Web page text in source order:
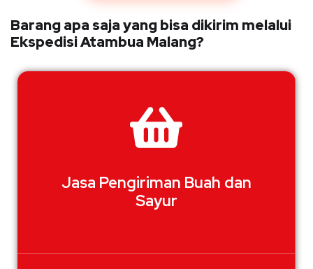
Barang apa saja yang bisa dikirim melalui
Ekspedisi Atambua Malang?
Jasa Pengiriman Buah dan
Sayur